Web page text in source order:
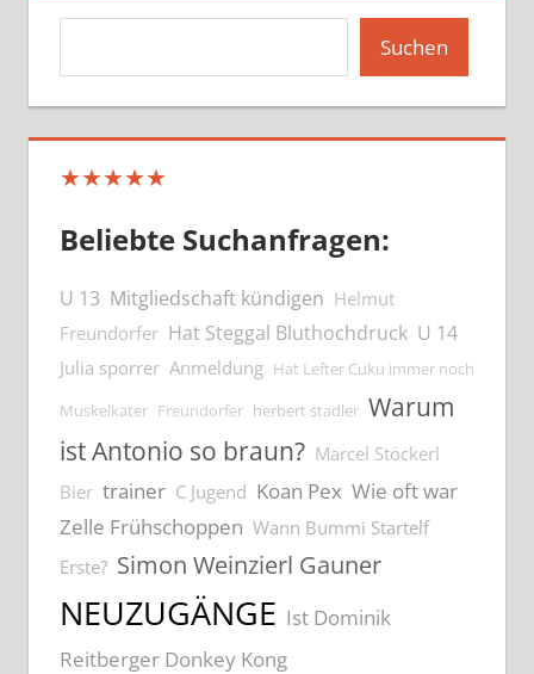
Suchen
★★★★★
Beliebte Suchanfragen:
U 13 Mitgliedschaft kündigen Helmut
Freundorfer Hat Steggal Bluthochdruck U 14
Julia sporrer Anmeldung Hat Lefter Cuku immer noch
Muskelkater Freundorfer herbert stadler Warum
ist Antonio so braun? Marcel Stöckerl
Bier trainer C Jugend Koan Pex Wie oft war
Zelle Frühschoppen Wann Bummi Startelf
Erste? Simon Weinzierl Gauner
NEUZUGÄNGE Ist Dominik
Reitberger Donkey Kong